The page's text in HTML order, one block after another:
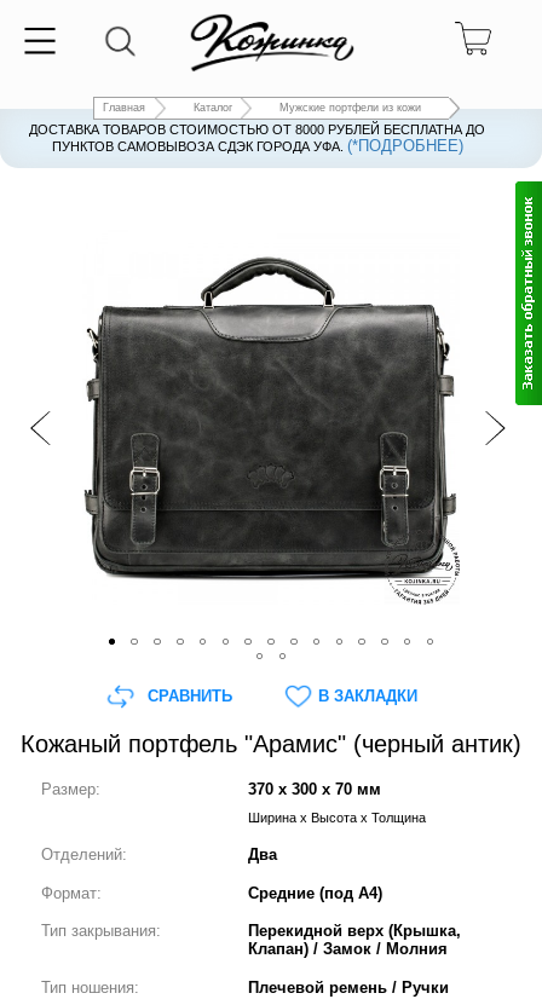
Главная Каталог Мужские портфели из кожи
ДОСТАВКА ТОВАРОВ СТОИМОСТЬЮ ОТ 8000 РУБЛЕЙ БЕСПЛАТНА ДО
ПУНКТОВ САМОВЫВОЗА СДЭК ГОРОДА УФА. (*ПОДРОБНЕЕ)
Кожаный портфель "Арамис" (черный антик)
Размер: 370 x 300 x 70 мм
Ширина x Высота x Толщина
Отделений: Два
Формат: Средние (под А4)
Тип закрывания:
Перекидной верх (Крышка,
Клапан) / Замок / Молния
Тип ношения: Плечевой ремень / Ручки
СРАВНИТЬ В ЗАКЛАДКИ